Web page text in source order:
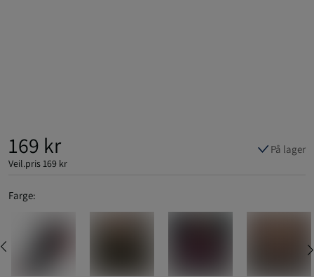
169 kr
Veil.pris169 kr
På lager
Farge: